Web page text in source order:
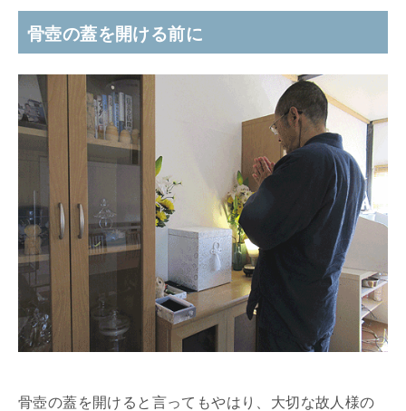
骨壺の蓋を開ける前に
骨壺の蓋を開けると言ってもやはり、大切な故人様の